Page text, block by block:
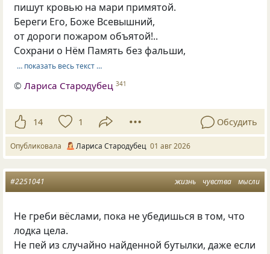
пишут кровью на мари примятой.
Береги Его, Боже Всевышний,
от дороги пожаром объятой!..
Сохрани о Нём Память без фальши,
… показать весь текст …
©Лариса Стародубец 341
14 1 Обсудить
Опубликовала Лариса Стародубец 01 авг 2026
жизнь чувства мысли
#2251041
Не греби вёслами, пока не убедишься в том, что
лодка цела.
Не пей из случайно найденной бутылки, даже если